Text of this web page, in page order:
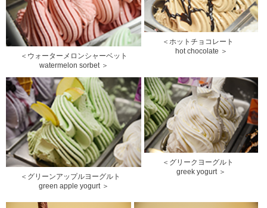
＜ウォーターメロンシャーベット
watermelon sorbet ＞
＜ホットチョコレート
hot chocolate ＞
＜グリーンアップルヨーグルト
green apple yogurt ＞
＜グリークヨーグルト
greek yogurt ＞